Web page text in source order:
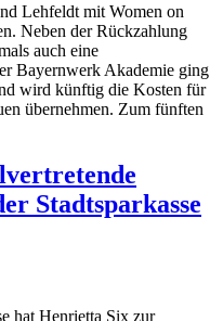
Lehfeldt mit Women on
Neben der Rückzahlung
auch eine
Bayernwerk Akademie ging
wird künftig die Kosten für
übernehmen. Zum fünften
Stadtsparkasse
hat Henrietta Six zur